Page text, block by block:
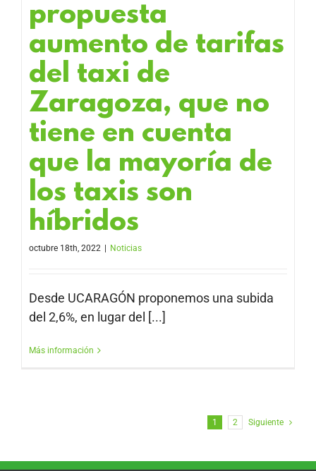
propuesta
aumento de tarifas
del taxi de
Zaragoza, que no
tiene en cuenta
que la mayoría de
los taxis son
híbridos
octubre 18th, 2022 Noticias
Desde UCARAGÓN proponemos una subida
del 2,6%, en lugar del [...]
Más información
1 2 Siguiente